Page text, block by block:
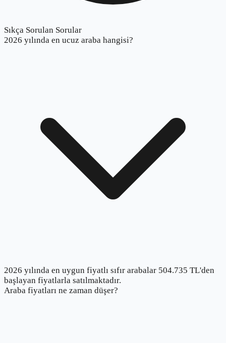
Sıkça Sorulan Sorular
2026 yılında en ucuz araba hangisi?
2026 yılında en uygun fiyatlı sıfır arabalar 504.735 TL'den
başlayan fiyatlarla satılmaktadır.
Araba fiyatları ne zaman düşer?